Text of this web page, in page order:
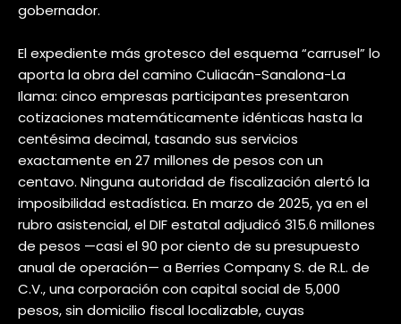
gobernador.
El expediente más grotesco del esquema “carrusel” lo
aporta la obra del camino Culiacán-Sanalona-La
Ilama: cinco empresas participantes presentaron
cotizaciones matemáticamente idénticas hasta la
centésima decimal, tasando sus servicios
exactamente en 27 millones de pesos con un
centavo. Ninguna autoridad de fiscalización alertó la
imposibilidad estadística. En marzo de 2025, ya en el
rubro asistencial, el DIF estatal adjudicó 315.6 millones
de pesos —casi el 90 por ciento de su presupuesto
anual de operación— a Berries Company S. de R.L. de
C.V., una corporación con capital social de 5,000
pesos, sin domicilio fiscal localizable, cuyas